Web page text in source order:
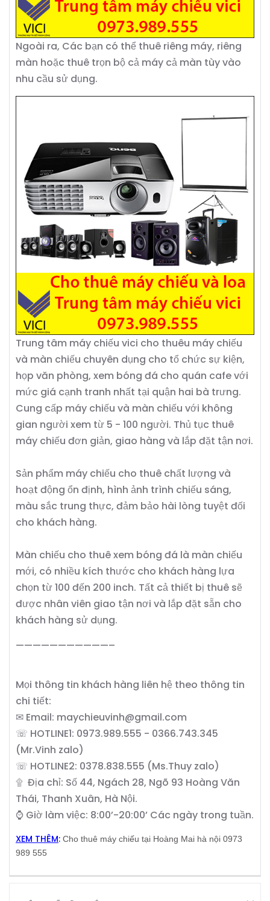
Ngoài ra, Các bạn có thể thuê riêng máy, riêng
màn hoặc thuê trọn bộ cả máy cả màn tùy vào
nhu cầu sử dụng.
Trung tâm máy chiếu vici cho thuêu máy chiếu
và màn chiếu chuyên dụng cho tổ chức sự kiện,
họp văn phòng, xem bóng đá cho quán cafe với
mức giá cạnh tranh nhất tại quận hai bà trưng.
Cung cấp máy chiếu và màn chiếu với không
gian người xem từ 5 - 100 người. Thủ tục thuê
máy chiếu đơn giản, giao hàng và lắp đặt tận nơi.
Sản phẩm máy chiếu cho thuê chất lượng và
hoạt động ổn định, hình ảnh trình chiếu sáng,
màu sắc trung thực, đảm bảo hài lòng tuyệt đối
cho khách hàng.
Màn chiếu cho thuê xem bóng đá là màn chiếu
mới, có nhiều kích thước cho khách hàng lựa
chọn từ 100 đến 200 inch. Tất cả thiết bị thuê sẽ
được nhân viên giao tận nơi và lắp đặt sẵn cho
khách hàng sử dụng.
———————————–
Mọi thông tin khách hàng liên hệ theo thông tin
chi tiết:
✉ Email: maychieuvinh@gmail.com
☏ HOTLINE1: 0973.989.555 - 0366.743.345
(Mr.Vinh zalo)
☏ HOTLINE2: 0378.838.555 (Ms.Thuy zalo)
۩ Địa chỉ: Số 44, Ngách 28, Ngõ 93 Hoàng Văn
Thái, Thanh Xuân, Hà Nội.
⌚ Giờ làm việc: 8:00’-20:00’ Các ngày trong tuần.
XEM THÊM: Cho thuê máy chiếu tại Hoàng Mai hà nội 0973
989 555